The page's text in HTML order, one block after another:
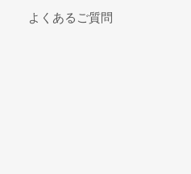
よくあるご質問